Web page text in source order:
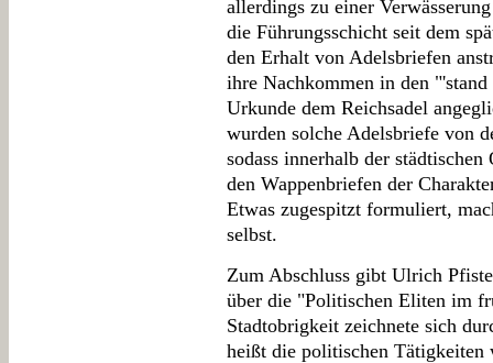
allerdings zu einer
die Führungsschicht seit dem
den Erhalt von Adelsbriefen
ihre Nachkommen in den
Urkunde dem Reichsadel
wurden solche Adelsbriefe von
sodass innerhalb der
den Wappenbriefen der
Etwas zugespitzt formuliert,
selbst.
Zum Abschluss gibt Ulrich
über die "Politischen Eliten im
Stadtobrigkeit zeichnete sich
heißt die politischen Tätigkeiten